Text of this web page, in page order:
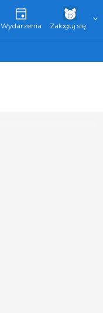
Wydarzenia Zaloguj się